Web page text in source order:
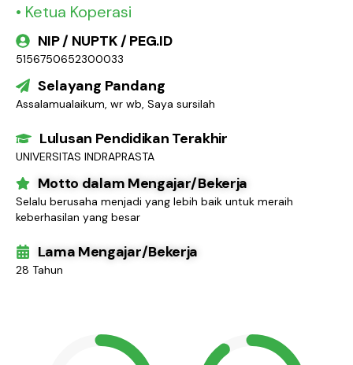
• Ketua Koperasi
NIP / NUPTK / PEG.ID
5156750652300033
Selayang Pandang
Assalamualaikum, wr wb, Saya sursilah
Lulusan Pendidikan Terakhir
UNIVERSITAS INDRAPRASTA
Motto dalam Mengajar/Bekerja
Selalu berusaha menjadi yang lebih baik untuk meraih
keberhasilan yang besar
Lama Mengajar/Bekerja
28 Tahun